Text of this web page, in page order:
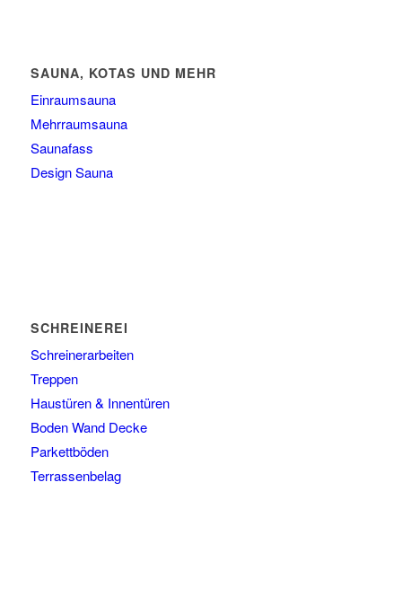
SAUNA, KOTAS UND MEHR
Einraumsauna
Mehrraumsauna
Saunafass
Design Sauna
SCHREINEREI
Schreinerarbeiten
Treppen
Haustüren & Innentüren
Boden Wand Decke
Parkettböden
Terrassenbelag